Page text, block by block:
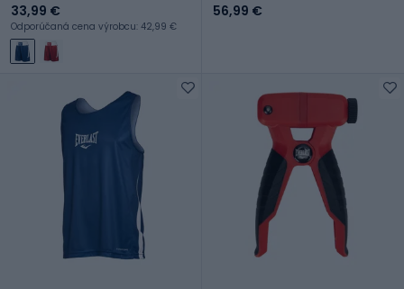
33,99 €
Odporúčaná cena výrobcu: 42,99 €
56,99 €